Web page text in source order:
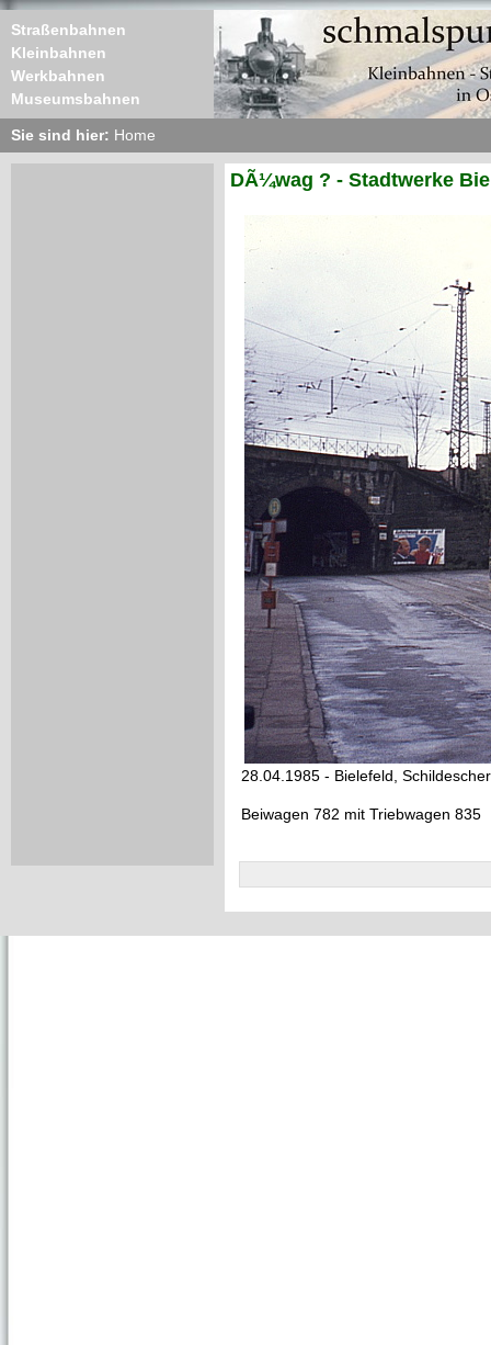
Straßenbahnen
Kleinbahnen
Werkbahnen
Museumsbahnen
Sie sind hier: Home
DÃ¼wag ? - Stadtwerke
28.04.1985 - Bielefeld,
Beiwagen 782 mit Triebwagen 835